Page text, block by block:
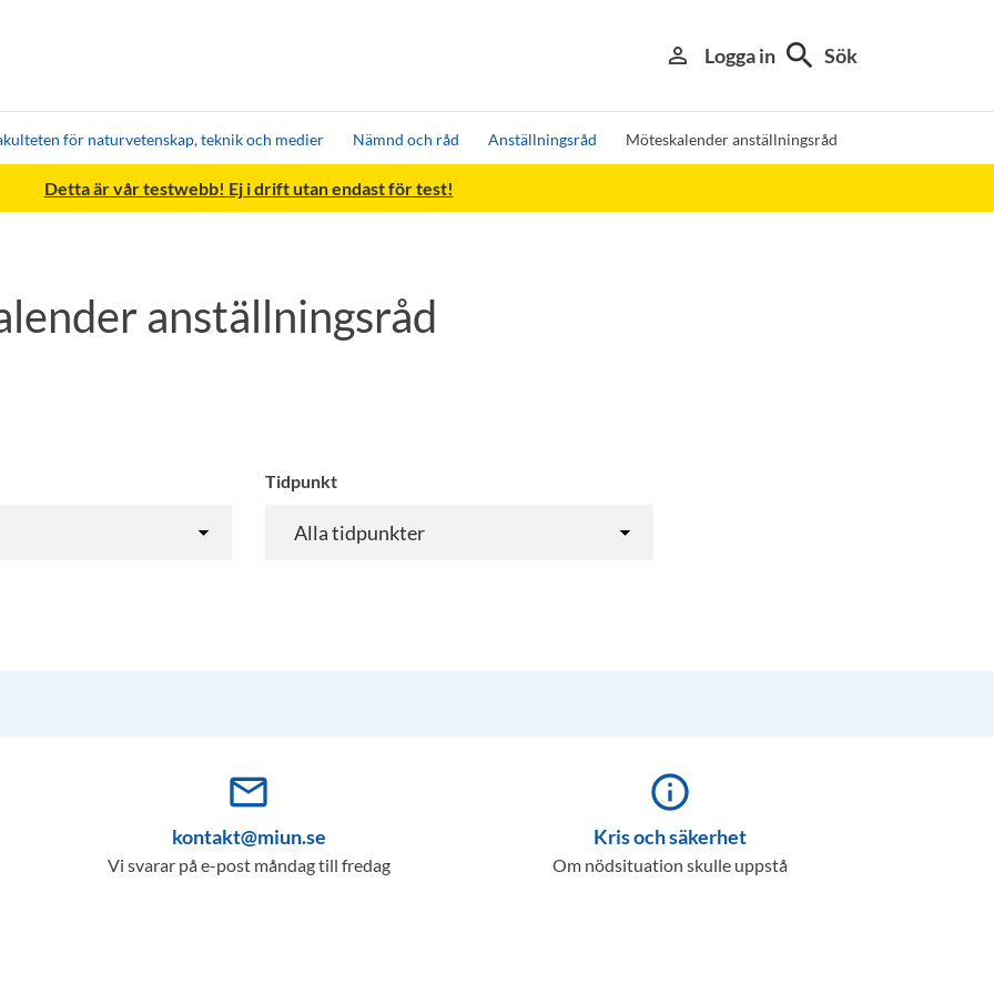
person_outline Logga in search Sök
för naturvetenskap, teknik och medier Nämnd och råd Anställningsråd Möteskalender anställningsråd
Detta är vår testwebb! Ej i drift utan endast för test!
anställningsråd
Tidpunkt
mail_outline
kontakt@miun.se
Vi svarar på e-post måndag till fredag
info_outline
Kris och säkerhet
Om nödsituation skulle uppstå